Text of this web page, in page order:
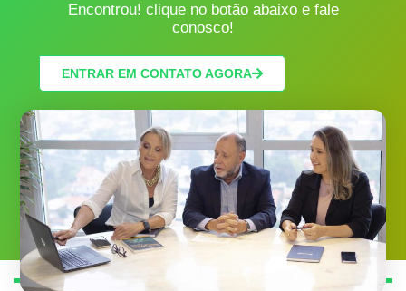
Encontrou! clique no botão abaixo e fale
conosco!
ENTRAR EM CONTATO AGORA